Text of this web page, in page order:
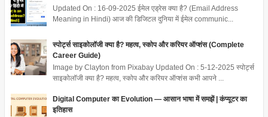
Updated On : 16-09-2025 ईमेल एड्रेस क्या है? (Email Address
Meaning in Hindi) आज की डिजिटल दुनिया में ईमेल communic...
स्पोर्ट्स साइकोलॉजी क्या है? महत्व, स्कोप और करियर ऑप्शंस (Complete
Career Guide)
Image by Clayton from Pixabay Updated On : 5-12-2025 स्पोर्ट्स
साइकोलॉजी क्या है? महत्व, स्कोप और करियर ऑप्शंस कभी आपने ...
Digital Computer का Evolution — आसान भाषा में समझें | कंप्यूटर का
इतिहास